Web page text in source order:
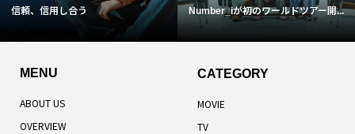
信頼、信用し合う Number_iが初のワールドツアー開...
MENU
ABOUT US
OVERVIEW
CATEGORY
MOVIE
TV